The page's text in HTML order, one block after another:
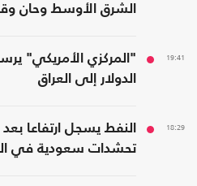
الشرق الأوسط وحان
19:41
"المركزي الأمريكي"
الدولار إلى العراق
18:29
النفط يسجل ارتفاعا
تحشدات سعودية في